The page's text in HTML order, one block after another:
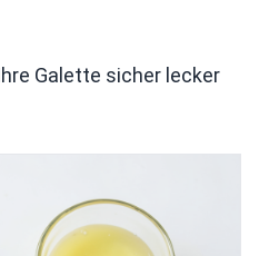
Galette sicher lecker